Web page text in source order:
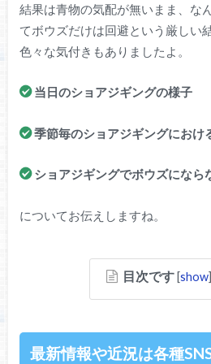
結果は青物の気配が無いまま、な
てボウズだけは回避という厳しい
色々な気付きもありましたよ。
当日のショアジギングの様子
季節毎のショアジギングにおけ
ショアジギングでボウズになら
についてお伝えしますね。
目次です [show]
最新情報や近況は各種